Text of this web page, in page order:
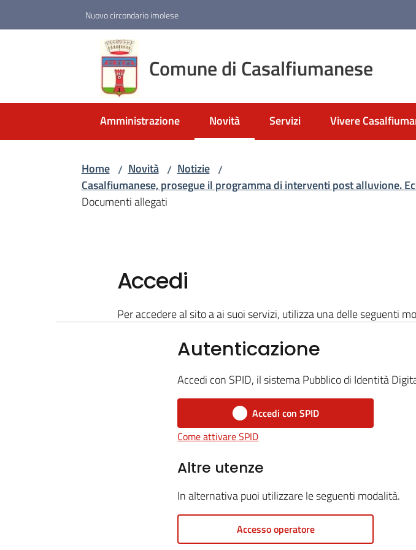
Nuovo circondario imolese
Comune di Casalfiumanese
Amministrazione Novità
Menu selezionato
Servizi Vivere
Home / Novità / Notizie /
Casalfiumanese, prosegue il programma di interventi post alluvione.
Documenti allegati
Accedi
Per accedere al sito a ai suoi servizi, utilizza una delle seguenti
Autenticazione
Accedi con SPID, il sistema Pubblico di Identità
Accedi con SPID
Come attivare SPID
Altre utenze
In alternativa puoi utilizzare le seguenti modalità.
Accesso operatore